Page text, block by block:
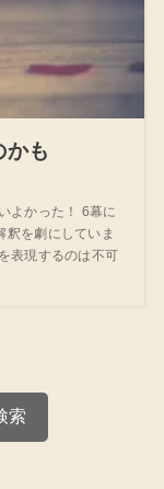
かも
よかった！ 6幕に
釈を劇にしていま
表現するのは不可
索